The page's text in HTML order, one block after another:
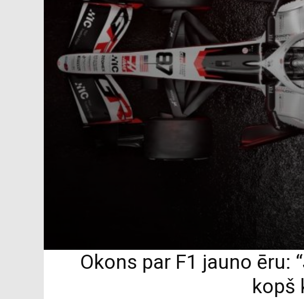
Okons par F1 jauno ēru:
kopš